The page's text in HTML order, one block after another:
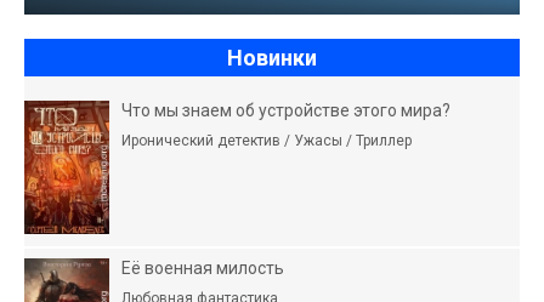
Новинки
Что мы знаем об устройстве этого мира?
Иронический детектив / Ужасы / Триллер
Её военная милость
Любовная фантастика